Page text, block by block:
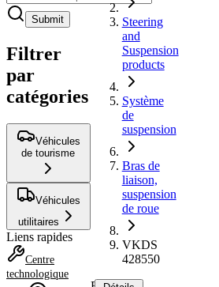
Submit
Filtrer
par
catégories
Véhicules
de tourisme
Véhicules
utilitaires
Liens rapides
Centre
technologique
Steering
and
Suspension
products
Système
de
suspension
Bras de
liaison,
suspension
de roue
VKDS
428550